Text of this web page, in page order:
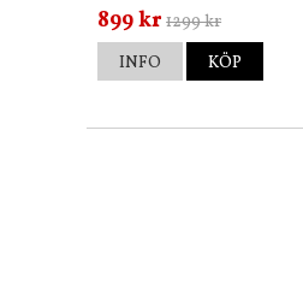
899 kr 1299 kr
INFO KÖP